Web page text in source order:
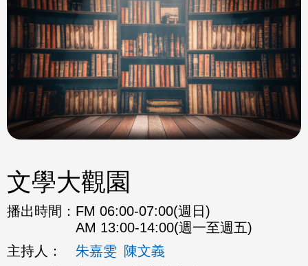
文學大觀園
播出時間： FM 06:00-07:00(週日)
AM 13:00-14:00(週一至週五)
主持人：
朱嘉雯 陳文義